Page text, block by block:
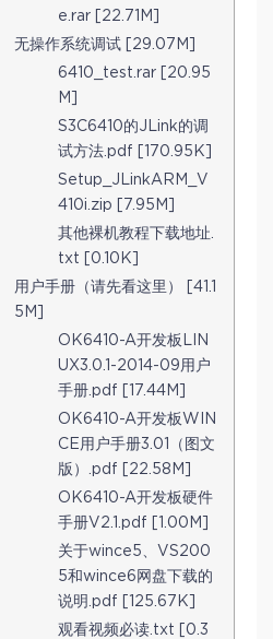
e.rar [22.71M]
无操作系统调试 [29.07M]
6410_test.rar [20.95
M]
S3C6410的JLink的调
试方法.pdf [170.95K]
Setup_JLinkARM_V
410i.zip [7.95M]
其他裸机教程下载地址.
txt [0.10K]
用户手册（请先看这里） [41.1
5M]
OK6410-A开发板LIN
UX3.0.1-2014-09用户
手册.pdf [17.44M]
OK6410-A开发板WIN
CE用户手册3.01（图文
版）.pdf [22.58M]
OK6410-A开发板硬件
手册V2.1.pdf [1.00M]
关于wince5、VS200
5和wince6网盘下载的
说明.pdf [125.67K]
观看视频必读.txt [0.3